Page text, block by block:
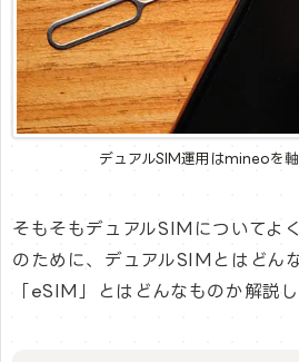
デュアルSIM運用はmineoを軸
そもそもデュアルSIMについてよ
のために、デュアルSIMとはどん
「eSIM」とはどんなものか解説し